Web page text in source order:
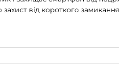
від короткого